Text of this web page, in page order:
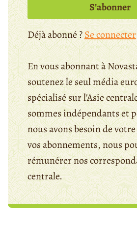
S’abonner
Déjà abonné ?Se connecter
En vous abonnant à
soutenez le seul média
spécialisé sur l'Asie
sommes indépendants et
nous avons besoin de
vos abonnements, nous
rémunérer nos
centrale.